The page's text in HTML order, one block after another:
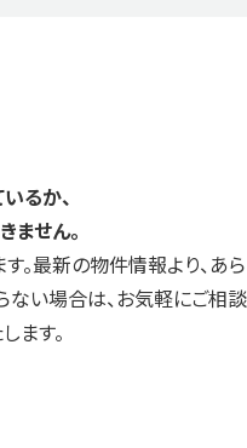
るか、
せん。
最新の物件情報より、あ
い場合は、お気軽にご相談
ます。